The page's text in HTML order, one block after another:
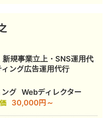
です。 https://lb-
fu-watt/
幅広い業務に従事、コロ
環境悪化も売上を１度も
し続けることに寄与。 現
築資材メーカーにCMOと
ーケティングを中心とした
の立案から実行に取り組
か
に事業者目線で支援がで
】事業会社 鉄
宅メーカー・・・営業１
新規事業立上・SNS運用代
ング広告運用代行
ング Webディレクター
30,000円～